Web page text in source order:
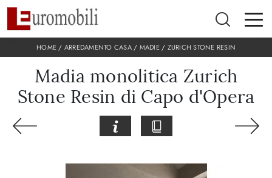
HOME / ARREDAMENTO CASA/ MADIE / ZURICH STONE RESIN
Madia monolitica Zurich
Stone Resin di Capo d'Opera